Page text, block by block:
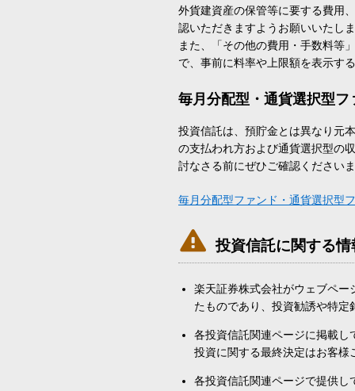
外貨建資産の保管等に要する費用
認いただきますようお願いいたし
また、「その他の費用・手数料等
で、事前に料率や上限額を表示す
毎月分配型・通貨選択型
投資信託は、預貯金とは異なり元
の支払われ方および通貨選択型の
討なさる前にぜひご確認ください
毎月分配型ファンド・通貨選択型
 投資信託に関する
楽天証券株式会社がウェブペ
たものであり、投資勧誘や特
各投資信託関連ページに掲載
投資に関する最終決定はお客
各投資信託関連ページで提供